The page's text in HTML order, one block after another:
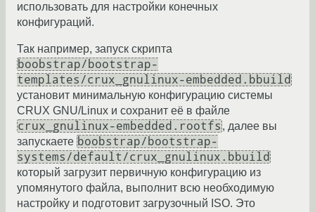
использовать для настройки конечных
конфигураций.
Так например, запуск скрипта
boobstrap/bootstrap-
templates/crux_gnulinux-embedded.bbuild
установит минимальную конфигурацию системы
CRUX GNU/Linux и сохранит её в файле
crux_gnulinux-embedded.rootfs , далее вы
запускаете boobstrap/bootstrap-
systems/default/crux_gnulinux.bbuild
который загрузит первичную конфигурацию из
упомянутого файла, выполнит всю необходимую
настройку и подготовит загрузочный ISO. Это